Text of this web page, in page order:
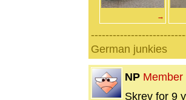
→
German junkies
NP Member
Skrev for 9